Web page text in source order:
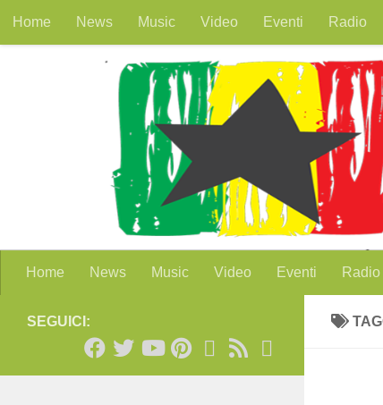
Salta al contenuto
Home News Music Video Eventi Radio
Home News Music Video Eventi Radio
SEGUICI: